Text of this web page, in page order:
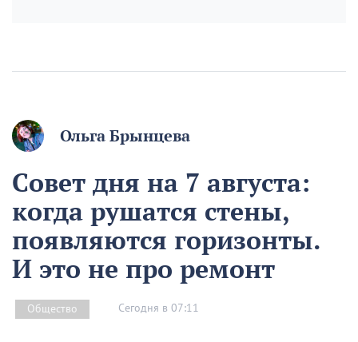
Ольга Брынцева
Совет дня на 7 августа:
когда рушатся стены,
появляются горизонты.
И это не про ремонт
Общество Сегодня в 07:11